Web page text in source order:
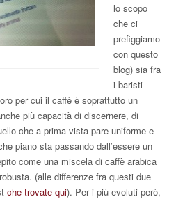
lo scopo
che ci
prefiggiamo
con questo
blog) sia fra
i baristi
per cui il caffè è soprattutto un
più capacità di discernere, di
che a prima vista pare uniforme e
piano sta passando dall’essere un
come una miscela di caffè arabica
(alle differenze fra questi due
che trovate qui). Per i più evoluti però,